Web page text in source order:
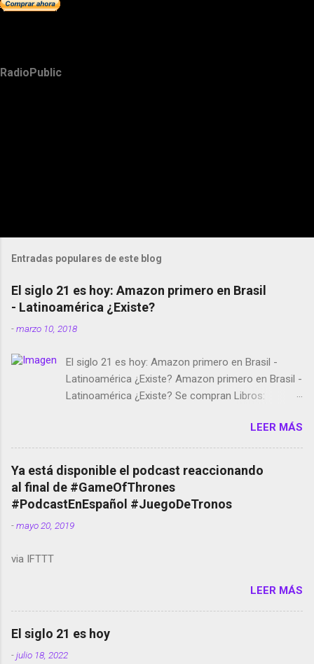
RadioPublic
Entradas populares de este blog
El siglo 21 es hoy: Amazon primero en Brasil
- Latinoamérica ¿Existe?
-marzo 10, 2018
El siglo 21 es hoy: Amazon primero en Brasil -
Latinoamérica ¿Existe? Amazon primero en Brasil -
Latinoamérica ¿Existe? Se compran Libros:
temporada de Black Mirror Twitter deja de verificar
cuentas Responden los fotógrafos Brian May y el
copyright en Instagram Música y vídeo selfies en la
red social Riddley Scott saca a Kevin Spacey de su
película Francisco regaña a los que usan el
smartphone en sus misas La serie de la Tierra
Media GoBee - StartUp de bicicletas de alquiler
Live Photos en Google Photos Llegando Partimos
Dictados en Android El tamaño y su importancia...
LEER MÁS
Ya está disponible el podcast reaccionando
al final de #GameOfThrones
#PodcastEnEspañol #JuegoDeTronos
-mayo 20, 2019
via IFTTT
LEER MÁS
El siglo 21 es hoy
-julio 18, 2022